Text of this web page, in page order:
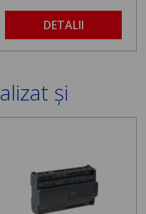
DETALII
și